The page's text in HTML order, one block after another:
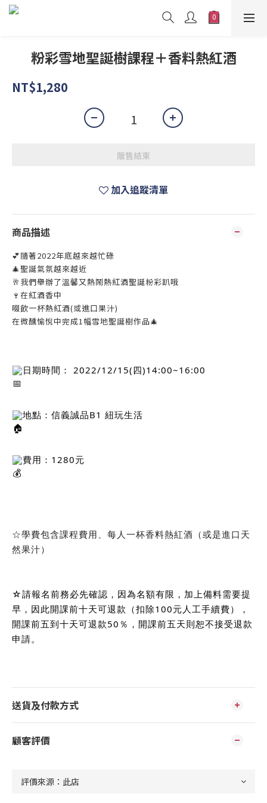
粉彩雪地聖誕樹課程＋香料熱紅酒
NT$1,280
販售結束
加入追蹤清單
商品描述
💕隨著2022年底越來越忙碌
🎄聖誕氣氛越來越近
🥂 我們舉辦了溫馨又熱鬧熱紅酒聖誕粉彩趴哦
🍷 在紅酒香中
啜飲一杯熱紅酒(或進口果汁)
在微醺愉悅中完成1幅雪地聖誕樹作品🎄
日期時間： 2022/12/15(四)14:00~16:00
地點：信義誠品B1 紐玩生活
費用：1280元
☆學費包含課程費用、每人一杯香料熱紅酒（或是進口天
然果汁）
☆請報名前務必先確認，因為名額有限，加上備料需要提
早，因此開課前十天可退款（扣除100元人工手續費），
開課前五到十天可退款50％，開課前五天則恕不接受退款
申請。
送貨及付款方式
顧客評價